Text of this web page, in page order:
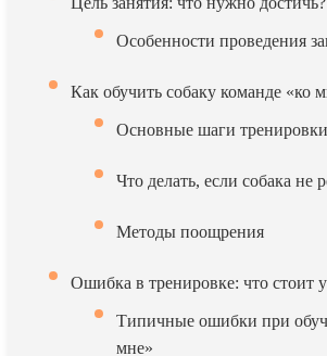
Особенности проведения
Как обучить собаку команде «ко
Основные шаги тренировки
Что делать, если собака не
Методы поощрения
Ошибка в тренировке: что стоит
Типичные ошибки при
мне»